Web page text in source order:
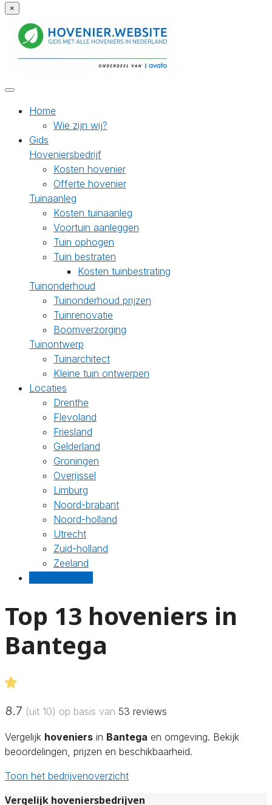
×
Home
Wie zijn wij?
Gids
Hoveniersbedrijf
Kosten hovenier
Offerte hovenier
Tuinaanleg
Kosten tuinaanleg
Voortuin aanleggen
Tuin ophogen
Tuin bestraten
Kosten tuinbestrating
Tuinonderhoud
Tuinonderhoud prijzen
Tuinrenovatie
Boomverzorging
Tuinontwerp
Tuinarchitect
Kleine tuin ontwerpen
Locaties
Drenthe
Flevoland
Friesland
Gelderland
Groningen
Overijssel
Limburg
Noord-brabant
Noord-holland
Utrecht
Zuid-holland
Zeeland
Top 13 hoveniers in
Bantega
8.7 (uit 10) op basis van 53 reviews
Vergelijk hoveniers in Bantega en omgeving. Bekijk
beoordelingen, prijzen en beschikbaarheid.
Toon het bedrijvenoverzicht
Vergelijk hoveniersbedrijven